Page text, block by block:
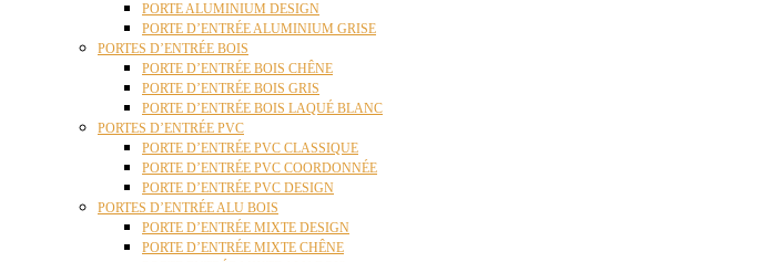
PORTE ALUMINIUM DESIGN
PORTE D’ENTRÉE ALUMINIUM GRISE
PORTES D’ENTRÉE BOIS
PORTE D’ENTRÉE BOIS CHÊNE
PORTE D’ENTRÉE BOIS GRIS
PORTE D’ENTRÉE BOIS LAQUÉ BLANC
PORTES D’ENTRÉE PVC
PORTE D’ENTRÉE PVC CLASSIQUE
PORTE D’ENTRÉE PVC COORDONNÉE
PORTE D’ENTRÉE PVC DESIGN
PORTES D’ENTRÉE ALU BOIS
PORTE D’ENTRÉE MIXTE DESIGN
PORTE D’ENTRÉE MIXTE CHÊNE